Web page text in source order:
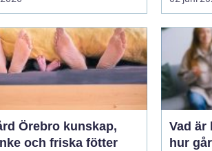
kunskap,
och friska fötter
Vad är
hur